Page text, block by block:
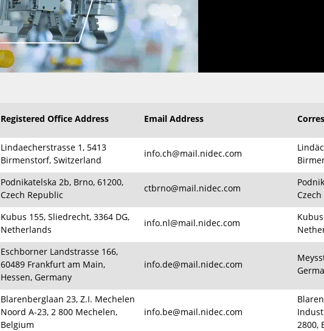
Registered Office Address Email Address
Lindaecherstrasse 1, 5413
Birmenstorf, Switzerland
info.ch@mail.nidec.com
Podnikatelska 2b, Brno, 61200,
Czech Republic
ctbrno@mail.nidec.com
Kubus 155, Sliedrecht, 3364 DG,
Netherlands
info.nl@mail.nidec.com
Eschborner Landstrasse 166,
60489 Frankfurt am Main,
Hessen, Germany
info.de@mail.nidec.com
Blarenberglaan 23, Z.I. Mechelen
Noord A-23, 2 800 Mechelen,
Belgium
info.be@mail.nidec.com
2800,